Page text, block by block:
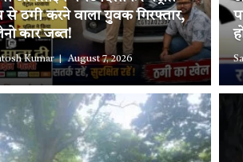
से ठगी करने वाला युवक गिरफ्तार,
कार जब्त!
Kumar August 7, 2026